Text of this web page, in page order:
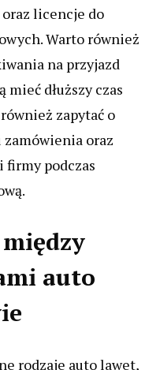
licencje do
Warto również
na przyjazd
dłuższy czas
zapytać o
oraz
podczas
auto
rodzaje auto lawet,